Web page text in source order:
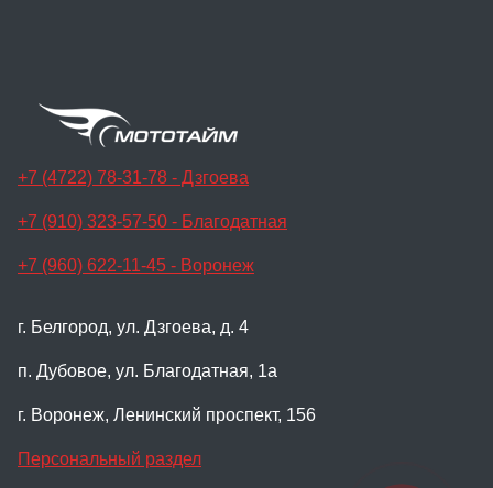
+7 (4722) 78-31-78 - Дзгоева
+7 (910) 323-57-50 - Благодатная
+7 (960) 622-11-45 - Воронеж
г. Белгород, ул. Дзгоева, д. 4
п. Дубовое, ул. Благодатная, 1а
г. Воронеж, Ленинский проспект, 156
Персональный раздел